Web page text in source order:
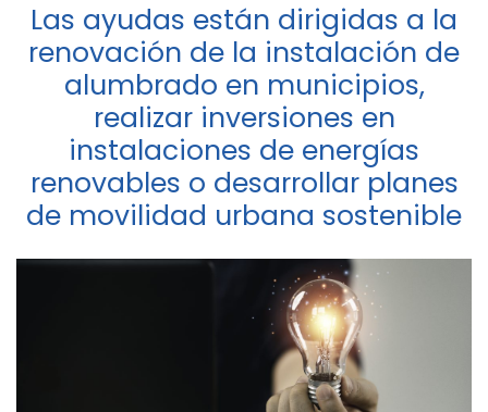
Las ayudas están dirigidas a la
renovación de la instalación de
alumbrado en municipios,
realizar inversiones en
instalaciones de energías
renovables o desarrollar planes
de movilidad urbana sostenible